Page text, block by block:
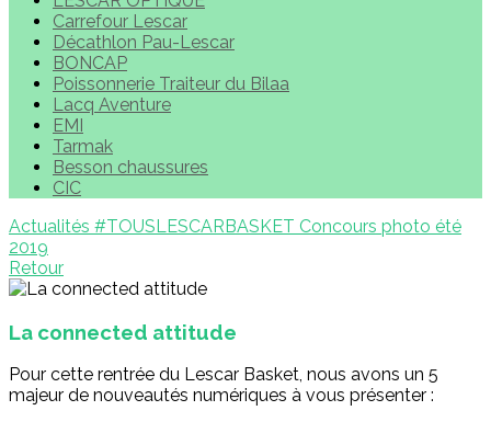
Carrefour Lescar
Décathlon Pau-Lescar
BONCAP
Poissonnerie Traiteur du Bilaa
Lacq Aventure
EMI
Tarmak
Besson chaussures
CIC
Actualités #TOUSLESCARBASKET Concours photo été
2019
Retour
La connected attitude
Pour cette rentrée du Lescar Basket, nous avons un 5
majeur de nouveautés numériques à vous présenter :